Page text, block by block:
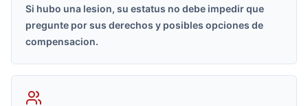
Si hubo una lesion, su estatus no debe impedir que
pregunte por sus derechos y posibles opciones de
compensacion.